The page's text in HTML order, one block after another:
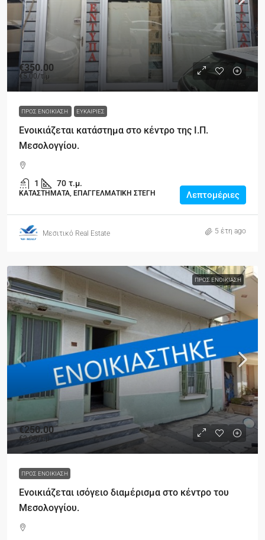
€350.00
€5.00/τ.μ
ΠΡΟΣ ΕΝΟΙΚΊΑΣΗ ΕΥΚΑΙΡΊΕΣ
Ενοικιάζεται κατάστημα στο κέντρο της Ι.Π.
Μεσολογγίου.
1 70 τ.μ.
ΚΑΤΑΣΤΗΜΑΤΑ, ΕΠΑΓΓΕΛΜΑΤΙΚΗ ΣΤΕΓΗ Λεπτομέριες
Μεσιτικό Real Estate 5 έτη ago
ΠΡΟΣ ΕΝΟΙΚΊΑΣΗ
€250.00
€2.00 /τ.μ
ΠΡΟΣ ΕΝΟΙΚΊΑΣΗ
Ενοικιάζεται ισόγειο διαμέρισμα στο κέντρο του
Μεσολογγίου.